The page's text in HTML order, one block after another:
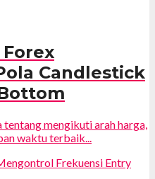
Candlestick
mengikuti arah harga,
waktu terbaik...